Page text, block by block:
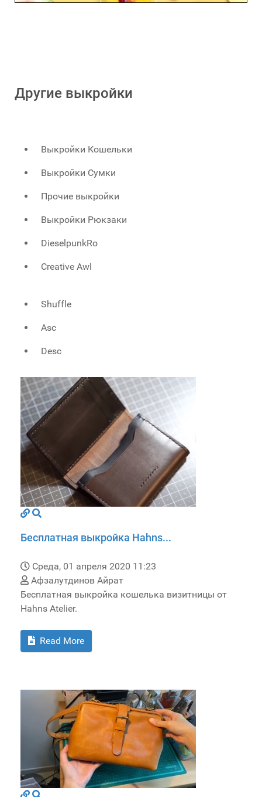
Другие выкройки
Выкройки Кошельки
Выкройки Сумки
Прочие выкройки
Выкройки Рюкзаки
DieselpunkRo
Creative Awl
Shuffle
Asc
Desc
Бесплатная выкройка Hahns...
Среда, 01 апреля 2020 11:23
Афзалутдинов Айрат
Бесплатная выкройка кошелька визитницы от
Hahns Atelier.
Read More